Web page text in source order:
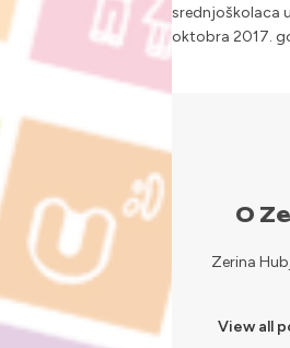
srednjoškolaca
oktobra 2017.
O
Zerina
View all